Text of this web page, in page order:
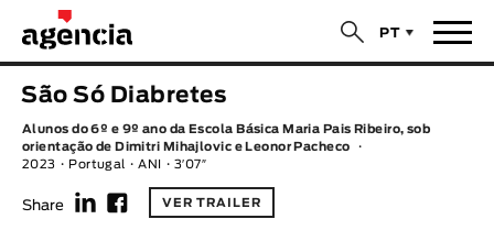
PT
$
Notícias
Filmes
Realizadores
TÍTULO ORIGINAL
TÍTULO PORTUGUÊS
São Só Diabretes
Alunos do 6º e 9º ano da Escola Básica Maria Pais Ribeiro, sob
orientação de Dimitri Mihajlovic e Leonor Pacheco
2023
Portugal ANI 3′07″
Share f F VER TRAILER